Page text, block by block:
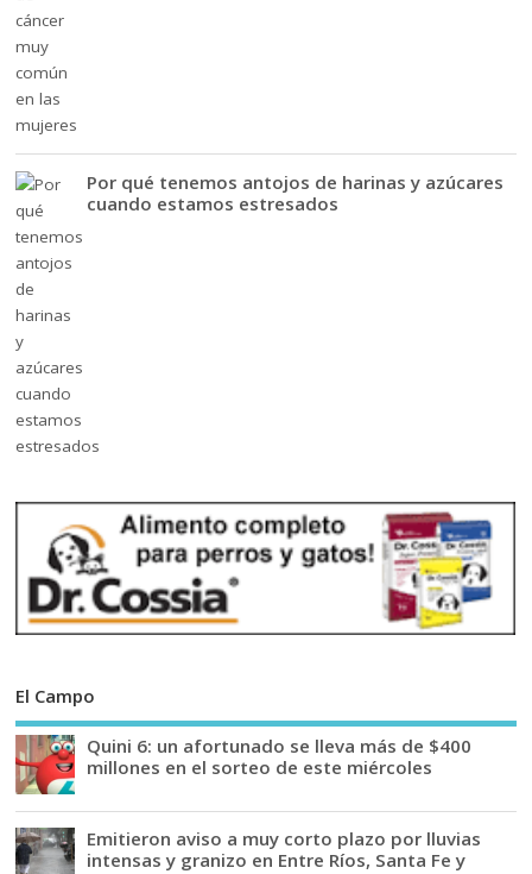
Por qué tenemos antojos de harinas y azúcares
cuando estamos estresados
El Campo
Quini 6: un afortunado se lleva más de $400
millones en el sorteo de este miércoles
Emitieron aviso a muy corto plazo por lluvias
intensas y granizo en Entre Ríos, Santa Fe y